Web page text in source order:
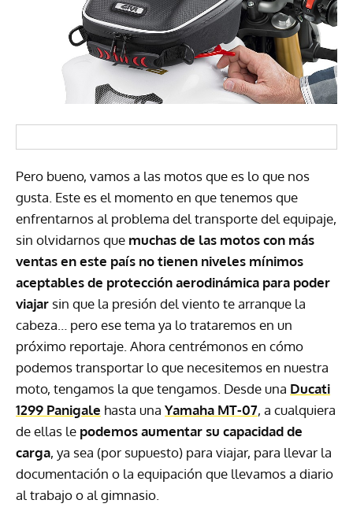
Pero bueno, vamos a las motos que es lo que nos
gusta. Este es el momento en que tenemos que
enfrentarnos al problema del transporte del equipaje,
sin olvidarnos que muchas de las motos con más
ventas en este país no tienen niveles mínimos
aceptables de protección aerodinámica para poder
viajar sin que la presión del viento te arranque la
cabeza… pero ese tema ya lo trataremos en un
próximo reportaje. Ahora centrémonos en cómo
podemos transportar lo que necesitemos en nuestra
moto, tengamos la que tengamos. Desde una Ducati
1299 Panigale hasta una Yamaha MT-07, a cualquiera
de ellas le podemos aumentar su capacidad de
carga, ya sea (por supuesto) para viajar, para llevar la
documentación o la equipación que llevamos a diario
al trabajo o al gimnasio.